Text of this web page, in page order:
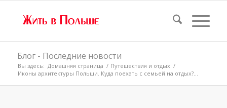
Блог - Последние новости
Вы здесь: Домашняя страница / Путешествия и отдых /
Иконы архитектуры Польши. Куда поехать с семьей на отдых?...